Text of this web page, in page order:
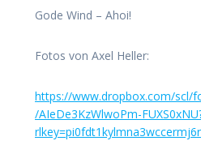
Gode Wind – Ahoi!
Fotos von Axel Heller:
https://www.dropbox.com/scl/
/AIeDe3KzWlwoPm-